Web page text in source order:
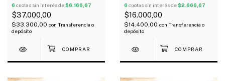
6 cuotas sin interés de$6.166,67
$37.000,00
$33.300,00 con Transferencia o
depósito
6 cuotas sin interés de$2.666,67
$16.000,00
$14.400,00 con Transferencia o
depósito